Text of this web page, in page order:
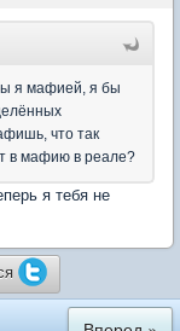
я мафией, я бы
что так
в мафию в реале?
я тебя не